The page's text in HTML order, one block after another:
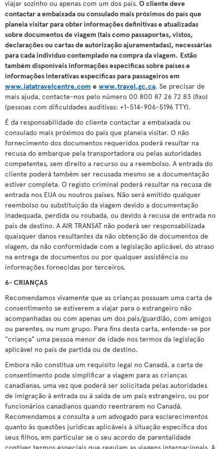
viajar sozinho ou apenas com um dos pais. O cliente deve
contactar a embaixada ou consulado mais próximos do país que
planeia visitar para obter informações definitivas e atualizadas
sobre documentos de viagem (tais como passaportes, vistos,
declarações ou cartas de autorização ajuramentadas), necessárias
para cada indivíduo contemplado na compra da viagem. Estão
também disponíveis informações específicas sobre países e
informações interativas específicas para passageiros em
www.iatatravelcentre.com e www.travel.gc.ca. Se precisar de
mais ajuda, contacte-nos pelo número 00 800 87 26 72 83 (fixo)
(pessoas com dificuldades auditivas: +1-514-906-5196 TTY).
É da responsabilidade do cliente contactar a embaixada ou
consulado mais próximos do país que planeia visitar. O não
fornecimento dos documentos requeridos poderá resultar na
recusa do embarque pela transportadora ou pelas autoridades
competentes, sem direito a recurso ou a reembolso. A entrada do
cliente poderá também ser recusada mesmo se a documentação
estiver completa. O registo criminal poderá resultar na recusa de
entrada nos EUA ou noutros países. Não será emitido qualquer
reembolso ou substituição da viagem devido a documentação
inadequada, perdida ou roubada, ou devido à recusa de entrada no
país de destino. A AIR TRANSAT não poderá ser responsabilizada
quaisquer danos resultantes da não obtenção de documentos de
viagem, da não conformidade com a legislação aplicável, do atraso
na entrega de documentos ou por qualquer assistência ou
informações fornecidas por terceiros.
6- CRIANÇAS
Recomendamos vivamente que as crianças possuam uma carta de
consentimento se estiverem a viajar para o estrangeiro não
acompanhadas ou com apenas um dos pais/guardião, com amigos
ou parentes, ou num grupo. Para fins desta carta, entende-se por
"criança" uma pessoa menor de idade nos termos da legislação
aplicável no país de partida ou de destino.
Embora não constitua um requisito legal no Canadá, a carta de
consentimento pode simplificar a viagem para as crianças
canadianas, uma vez que poderá ser solicitada pelas autoridades
de imigração à entrada ou à saída de um país estrangeiro, ou por
funcionários canadianos quando reentrarem no Canadá.
Recomendamos a consulta a um advogado para esclarecimentos
quanto às questões jurídicas aplicáveis à situação específica dos
seus filhos, em particular se o seu acordo de parentalidade